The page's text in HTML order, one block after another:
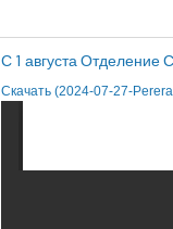
С 1 августа Отделение
Скачать (2024-07-27-